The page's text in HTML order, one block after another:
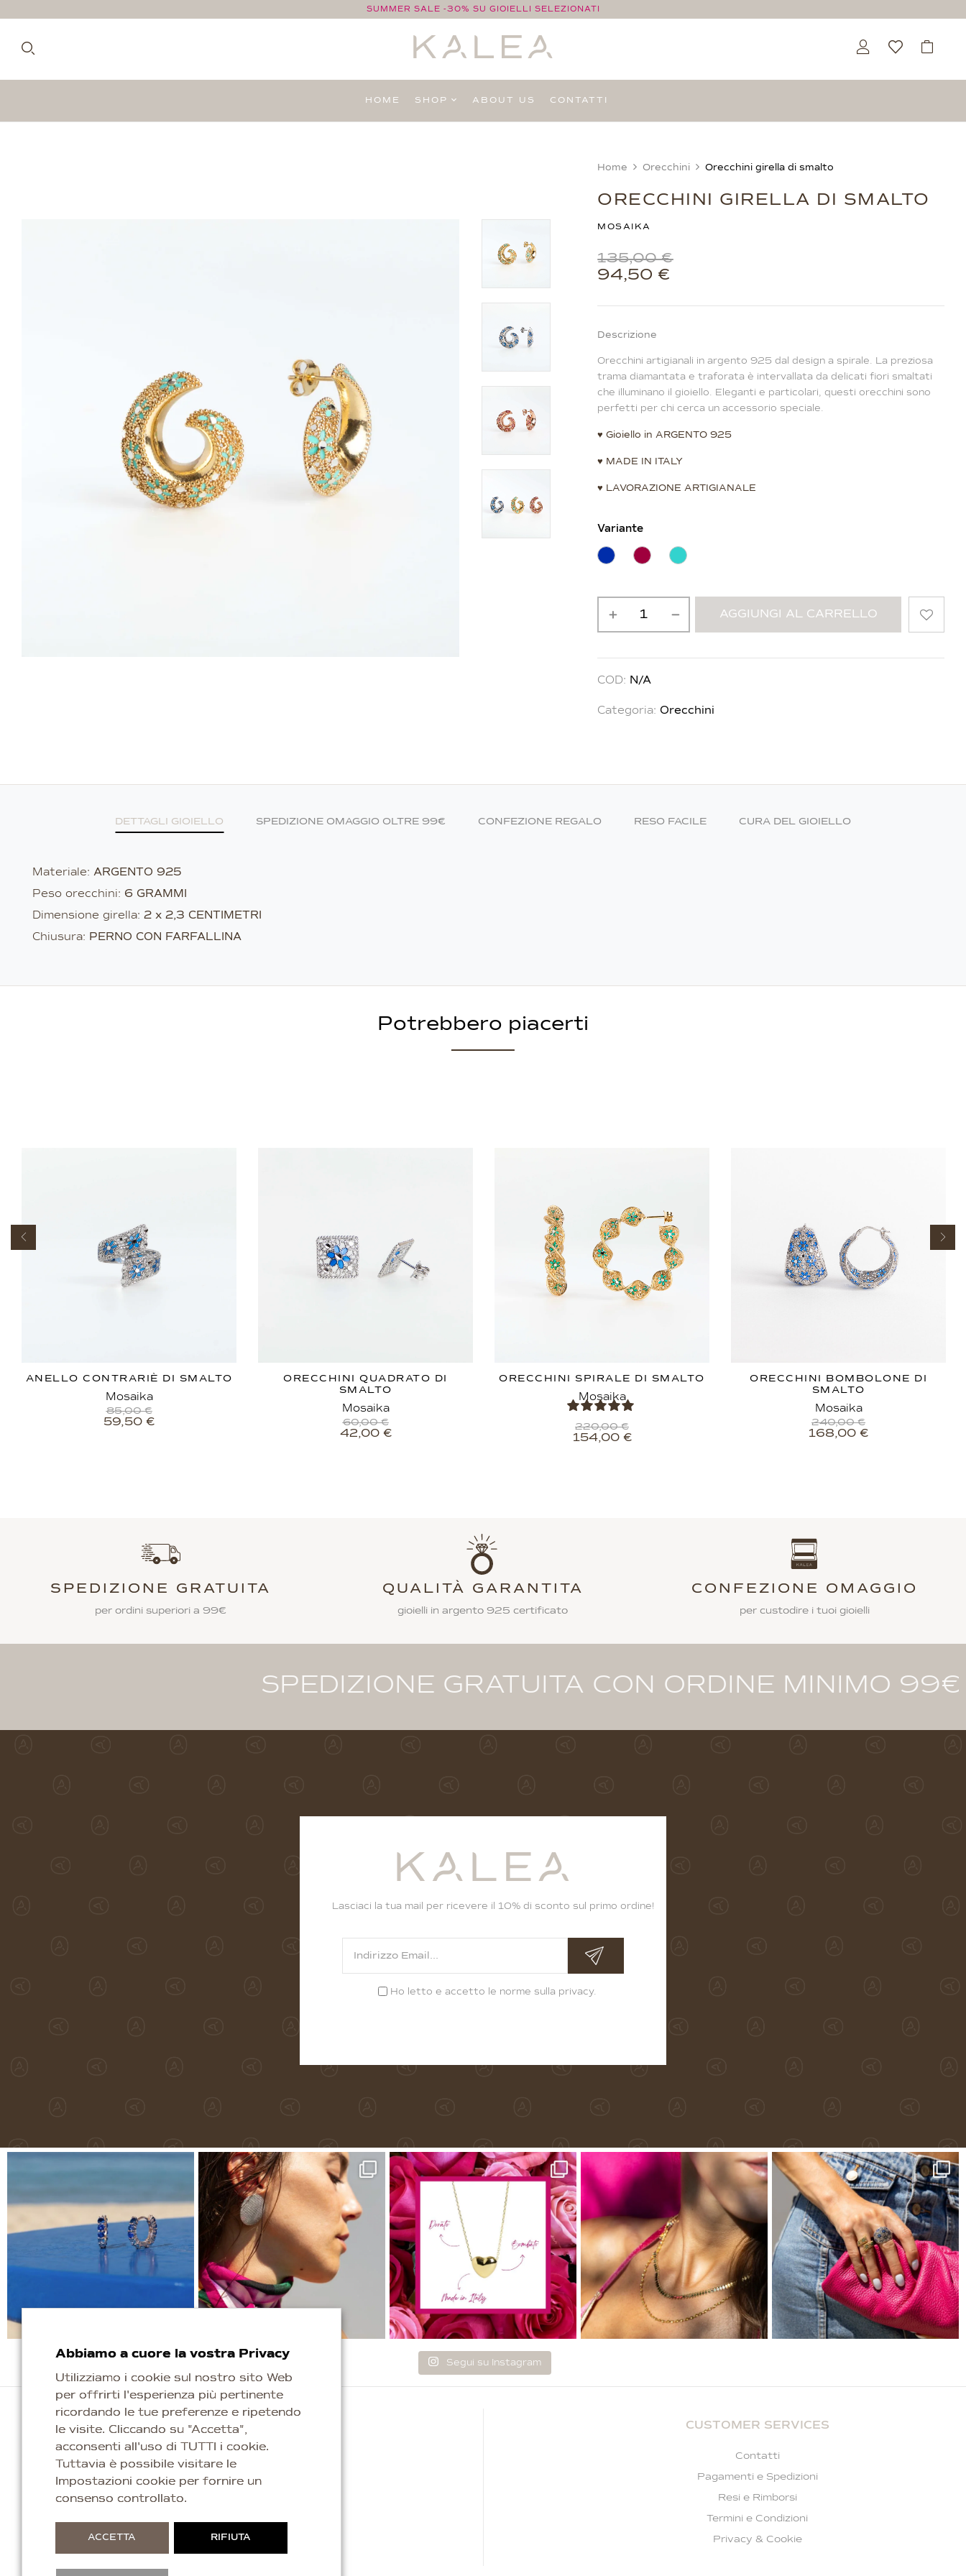
SUMMER SALE -30% SU GIOIELLI SELEZIONATI
HOME SHOP ABOUT US CONTATTI
Home Orecchini Orecchini girella di smalto
ORECCHINI GIRELLA DI SMALTO
MOSAIKA
135,00€
94,50 €
Descrizione
Orecchini artigianali in argento 925 dal design a spirale. La preziosa
trama diamantata e traforata è intervallata da delicati fiori smaltati
che illuminano il gioiello. Eleganti e particolari, questi orecchini sono
perfetti per chi cerca un accessorio speciale.
♥ Gioiello in ARGENTO 925
♥ MADE IN ITALY
♥ LAVORAZIONE ARTIGIANALE
Variante
AGGIUNGI AL CARRELLO
COD: N/A
Categoria: Orecchini
DETTAGLI GIOIELLO SPEDIZIONE OMAGGIO OLTRE 99€ CONFEZIONE REGALO RESO FACILE CURA DEL GIOIELLO
Materiale: ARGENTO 925
Peso orecchini: 6 GRAMMI
Dimensione girella: 2 x 2,3 CENTIMETRI
Chiusura: PERNO CON FARFALLINA
Potrebbero piacerti
ANELLO CONTRARIÈ DI SMALTO
Mosaika
85,00€
59,50 €
ORECCHINI QUADRATO DI
SMALTO
Mosaika
60,00€
42,00 €
ORECCHINI SPIRALE DI SMALTO
Mosaika
220,00€
154,00 €
ORECCHINI BOMBOLONE DI
SMALTO
Mosaika
240,00€
168,00 €
SPEDIZIONE GRATUITA
per ordini superiori a 99€
QUALITÀ GARANTITA
gioielli in argento 925 certificato
CONFEZIONE OMAGGIO
per custodire i tuoi gioielli
SPEDIZIONE GRATUITA CON ORDINE MINIMO 99€ ·
Lasciaci la tua mail per ricevere il 10% di sconto sul primo ordine!
Ho letto e accetto le norme sulla privacy.
Segui su Instagram
Repubblica di San Marino
CUSTOMER SERVICES
Contatti
Pagamenti e Spedizioni
Resi e Rimborsi
Termini e Condizioni
Privacy & Cookie
Abbiamo a cuore la vostra Privacy
Utilizziamo i cookie sul nostro sito Web
per offrirti l'esperienza più pertinente
ricordando le tue preferenze e ripetendo
le visite. Cliccando su "Accetta",
acconsenti all'uso di TUTTI i cookie.
Tuttavia è possibile visitare le
Impostazioni cookie per fornire un
consenso controllato.
ACCETTA RIFIUTA